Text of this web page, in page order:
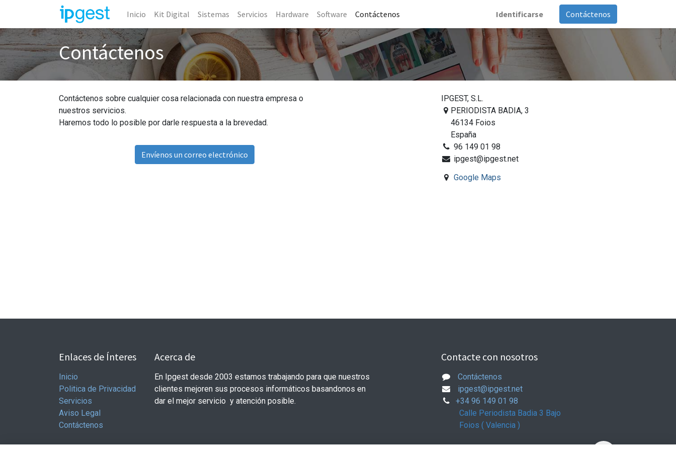
Inicio Kit Digital Sistemas Servicios Hardware Software Contáctenos Identificarse Contáctenos
Contáctenos
Contáctenos sobre cualquier cosa relacionada con nuestra empresa o
nuestros servicios.
Haremos todo lo posible por darle respuesta a la brevedad.
Envíenos un correo electrónico
IPGEST, S.L.
PERIODISTA BADIA, 3
46134 Foios
España
96 149 01 98
ipgest@ipgest.net
Google Maps
Enlaces de Ínteres
Inicio
Politica de Privacidad
Servicios
Aviso Legal
Contáctenos
Acerca de
En Ipgest desde 2003 estamos trabajando para que nuestros
clientes mejoren sus procesos informáticos basandonos en
dar el mejor servicio y atención posible.
Contacte con nosotros
Contáctenos
ipgest@ipgest.net
+34 96 149 01 98
Calle Periodista Badia 3 Bajo
Foios ( Valencia )